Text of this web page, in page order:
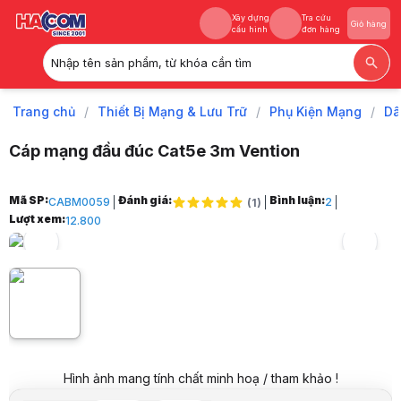
Xây dựng
cấu hình
Tra cứu
đơn hàng
Giỏ hàng
Nhập tên sản phẩm, từ khóa cần tìm
Xây dựng
Tra cứu
Trang chủ / Thiết Bị Mạng & Lưu Trữ / Phụ Kiện Mạng /
Cáp mạng đầu đúc Cat5e 3m Vention
Trang chủ
1
Thiết Bị Mạng & Lưu Trữ
2
Phụ Kiện Mạng
3
Cáp mạng đầu đúc Cat5e 3m Vention
Cáp mạng đầu đúc Cat5e 3m Vention
Mã SP:CABM0059 Đánh giá: (1) Bình luận:2
Lượt xem:12.800
Hình ảnh mang tính chất minh hoạ / tham khảo !